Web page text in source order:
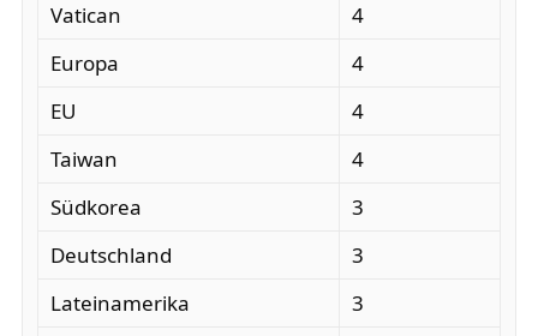
Vatican
4
Europa
4
EU
4
Taiwan
4
Südkorea
3
Deutschland
3
Lateinamerika
3